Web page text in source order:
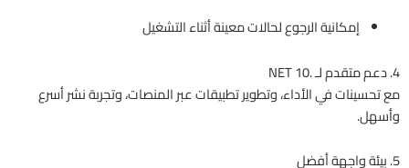
إمكانية الرجوع لحالات معينة أثناء التشغيل
4. دعم متقدم لـ .NET 10
مع تحسينات في الأداء، وتطوير تطبيقات عبر المنصات، وتجربة نشر أسرع
وأسهل.
5. بيئة واجهة أفضل